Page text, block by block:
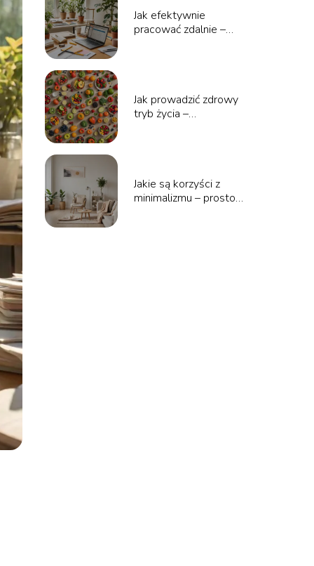
Jak efektywnie
pracować zdalnie –
Jak prowadzić zdrowy
tryb życia –
Jakie są korzyści z
minimalizmu – prostota